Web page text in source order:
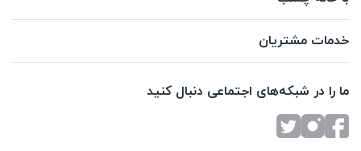
خدمات مشتریان
ما را در شبکه‌های اجتماعی دنبال کنید